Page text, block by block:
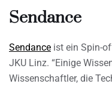
Sendance
Sendance ist ein Spin-
JKU Linz. “Einige
Wissenschaftler, die